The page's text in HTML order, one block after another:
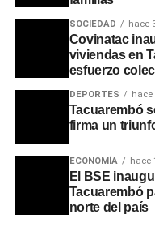
Portal del Norte
SOCIEDAD hace
Covinatac
viviendas en
esfuerzo
DEPORTES hace
Tacuarembó
firma un
ECONOMÍA hace
El BSE
Tacuarembó
norte del país